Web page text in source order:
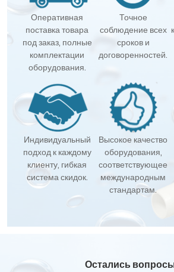
Оперативная
поставка товара
под заказ, полные
комплектации
оборудования.
Точное
соблюдение всех
сроков и
договоренностей.
Индивидуальный
подход к каждому
клиенту, гибкая
система скидок.
Высокое качество
оборудования,
соответствующее
международным
стандартам.
Остались